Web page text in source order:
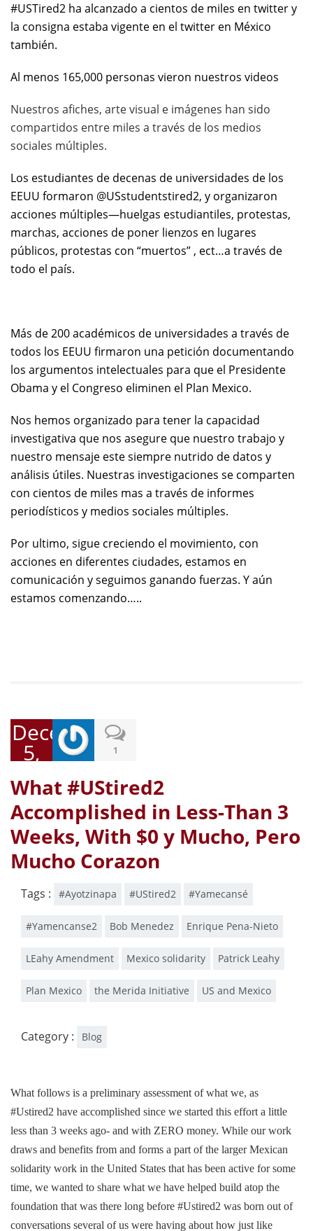
#USTired2 ha alcanzado a cientos de miles en twitter y
la consigna estaba vigente en el twitter en México
también.
Al menos 165,000 personas vieron nuestros videos
Nuestros afiches, arte visual e imágenes han sido
compartidos entre miles a través de los medios
sociales múltiples.
Los estudiantes de decenas de universidades de los
EEUU formaron @USstudentstired2, y organizaron
acciones múltiples—huelgas estudiantiles, protestas,
marchas, acciones de poner lienzos en lugares
públicos, protestas con “muertos” , ect…a través de
todo el país.
Más de 200 académicos de universidades a través de
todos los EEUU firmaron una petición documentando
los argumentos intelectuales para que el Presidente
Obama y el Congreso eliminen el Plan Mexico.
Nos hemos organizado para tener la capacidad
investigativa que nos asegure que nuestro trabajo y
nuestro mensaje este siempre nutrido de datos y
análisis útiles. Nuestras investigaciones se comparten
con cientos de miles mas a través de informes
periodísticos y medios sociales múltiples.
Por ultimo, sigue creciendo el movimiento, con
acciones en diferentes ciudades, estamos en
comunicación y seguimos ganando fuerzas. Y aún
estamos comenzando…..
December
5,
2014
1
What #UStired2
Accomplished in Less-Than 3
Weeks, With $0 y Mucho, Pero
Mucho Corazon
Tags : #Ayotzinapa #UStired2 #Yamecansé
#Yamencanse2 Bob Menedez Enrique Pena-Nieto
LEahy Amendment Mexico solidarity Patrick Leahy
Plan Mexico the Merida Initiative US and Mexico
Category : Blog
What follows is a preliminary assessment of what we, as
#Ustired2 have accomplished since we started this effort a little
less than 3 weeks ago- and with ZERO money. While our work
draws and benefits from and forms a part of the larger Mexican
solidarity work in the United States that has been active for some
time, we wanted to share what we have helped build atop the
foundation that was there long before #Ustired2 was born out of
conversations several of us were having about how just like